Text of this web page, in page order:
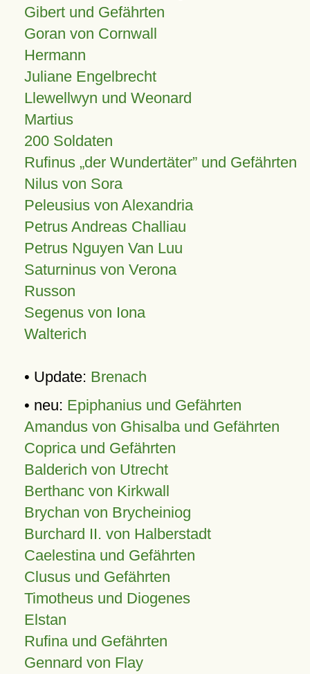
Gibert und Gefährten
Goran von Cornwall
Hermann
Juliane Engelbrecht
Llewellwyn und Weonard
Martius
200 Soldaten
Rufinus „der Wundertäter” und Gefährten
Nilus von Sora
Peleusius von Alexandria
Petrus Andreas Challiau
Petrus Nguyen Van Luu
Saturninus von Verona
Russon
Segenus von Iona
Walterich
• Update: Brenach
• neu: Epiphanius und Gefährten
Amandus von Ghisalba und Gefährten
Coprica und Gefährten
Balderich von Utrecht
Berthanc von Kirkwall
Brychan von Brycheiniog
Burchard II. von Halberstadt
Caelestina und Gefährten
Clusus und Gefährten
Timotheus und Diogenes
Elstan
Rufina und Gefährten
Gennard von Flay